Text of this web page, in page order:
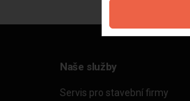
Naše služby
Servis pro stavební firmy